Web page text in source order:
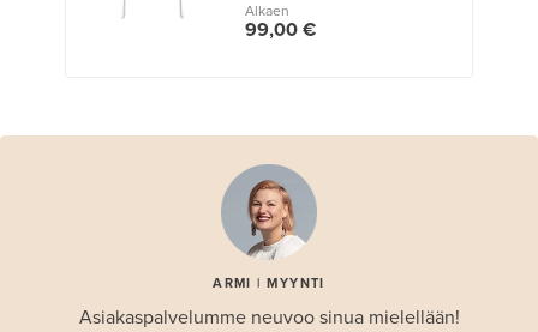
Alkaen
99,00 €
ARMI | MYYNTI
Asiakaspalvelumme neuvoo sinua mielellään!